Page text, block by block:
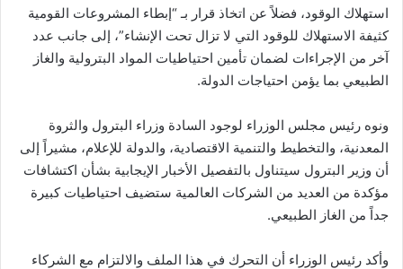
استهلاك الوقود، فضلاً عن اتخاذ قرار بـ “إبطاء المشروعات القومية
كثيفة الاستهلاك للوقود التي لا تزال تحت الإنشاء”، إلى جانب عدد
آخر من الإجراءات لضمان تأمين احتياطيات المواد البترولية والغاز
الطبيعي بما يؤمن احتياجات الدولة.
ونوه رئيس مجلس الوزراء لوجود السادة وزراء البترول والثروة
المعدنية، والتخطيط والتنمية الاقتصادية، والدولة للإعلام، مشيراً إلى
أن وزير البترول سيتناول بالتفصيل الأخبار الإيجابية بشأن اكتشافات
مؤكدة من العديد من الشركات العالمية ستضيف احتياطيات كبيرة
جداً من الغاز الطبيعي.
وأكد رئيس الوزراء أن التحرك في هذا الملف والالتزام مع الشركاء